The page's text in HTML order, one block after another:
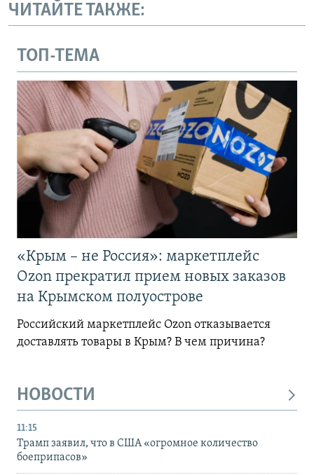
ЧИТАЙТЕ ТАКЖЕ:
ТОП-ТЕМА
«Крым – не Россия»: маркетплейс
Ozon прекратил прием новых заказов
на Крымском полуострове
Российский маркетплейс Ozon отказывается
доставлять товары в Крым? В чем причина?
НОВОСТИ
11:15
Трамп заявил, что в США «огромное количество
боеприпасов»